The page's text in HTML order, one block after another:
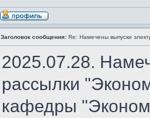
Заголовок сообщения: Re: Намечены выпуски
2025.07.28.
рассылки
кафедры